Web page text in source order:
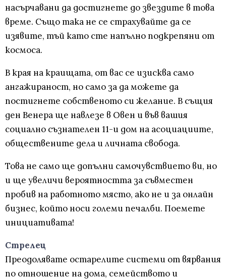
насърчавани да достигнете до звездите в това
време. Също така не се страхувайте да се
изявите, тъй като сте напълно подкрепяни от
космоса.
В края на краищата, от вас се изисква само
ангажираност, но само за да можете да
постигнете собственото си желание. В същия
ден Венера ще навлезе в Овен и във вашия
социално съзнателен 11-и дом на асоциациите,
обществените дела и личната свобода.
Това не само ще допълни самочувствието ви, но
и ще увеличи вероятността за съвместен
пробив на работното място, ако не и за онлайн
бизнес, който носи големи печалби. Поемете
инициативата!
Стрелец
Преодолявате остарелите системи от вярвания
по отношение на дома, семейството и